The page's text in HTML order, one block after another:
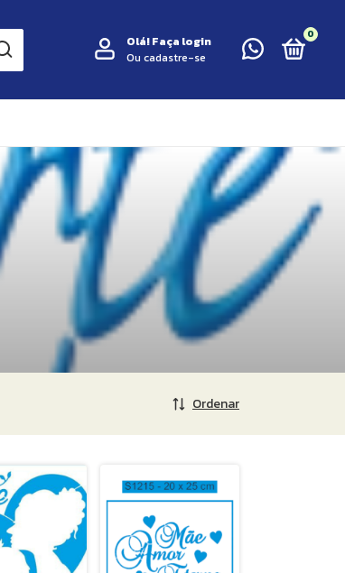
Olá!Faça login
Ou cadastre-se
0
Ordenar